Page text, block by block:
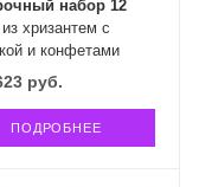
хризантем с
и конфетами
набор 12
руб.
ПОДРОБНЕЕ